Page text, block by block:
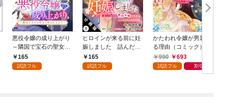
悪役令嬢の成り上がり
～隣国で宝石の聖女と
呼ばれるまで～（コミ
ック） 分冊版 1
165
試読フル
ヒロインが来る前に妊
娠しました 詰んだは
ずの悪役令嬢ですが、
どうやら違うようです
165
試読フル
かたわれ令嬢が男装す
る理由（コミック） 1
990
693
試読フル 割引